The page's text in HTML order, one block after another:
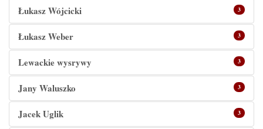
Łukasz Wójcicki 3
Łukasz Weber 3
Lewackie wysrywy 3
Jany Waluszko 3
Jacek Uglik 3